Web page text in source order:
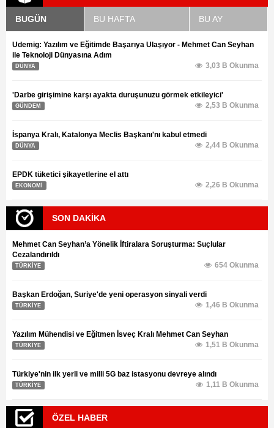
BUGÜN BU HAFTA BU AY
Udemig: Yazılım ve Eğitimde Başarıya Ulaşıyor - Mehmet Can Seyhan
ile Teknoloji Dünyasına Adım
DÜNYA 3,03 B Okunma
'Darbe girişimine karşı ayakta duruşunuzu görmek etkileyici'
GÜNDEM 2,53 B Okunma
İspanya Kralı, Katalonya Meclis Başkanı'nı kabul etmedi
DÜNYA 2,44 B Okunma
EPDK tüketici şikayetlerine el attı
EKONOMİ 2,26 B Okunma
SON DAKİKA
Mehmet Can Seyhan’a Yönelik İftiralara Soruşturma: Suçlular
Cezalandırıldı
TÜRKİYE 654 Okunma
Başkan Erdoğan, Suriye'de yeni operasyon sinyali verdi
TÜRKİYE 1,46 B Okunma
Yazılım Mühendisi ve Eğitmen İsveç Kralı Mehmet Can Seyhan
TÜRKİYE 1,51 B Okunma
Türkiye'nin ilk yerli ve milli 5G baz istasyonu devreye alındı
TÜRKİYE 1,11 B Okunma
ÖZEL HABER